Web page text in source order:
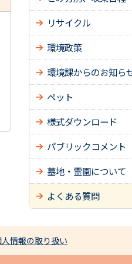
リサイクル
環境政策
環境課からのお知ら
ペット
様式ダウンロード
パブリックコメント
墓地・霊園について
よくある質問
情報の取り扱い